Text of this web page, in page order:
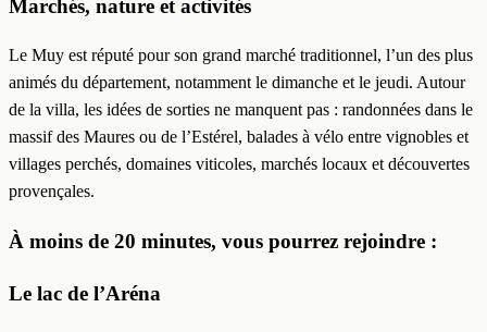
Marchés, nature et activités
Le Muy est réputé pour son grand marché traditionnel, l’un des plus
animés du département, notamment le dimanche et le jeudi. Autour
de la villa, les idées de sorties ne manquent pas : randonnées dans le
massif des Maures ou de l’Estérel, balades à vélo entre vignobles et
villages perchés, domaines viticoles, marchés locaux et découvertes
provençales.
À moins de 20 minutes, vous pourrez rejoindre :
Le lac de l’Aréna